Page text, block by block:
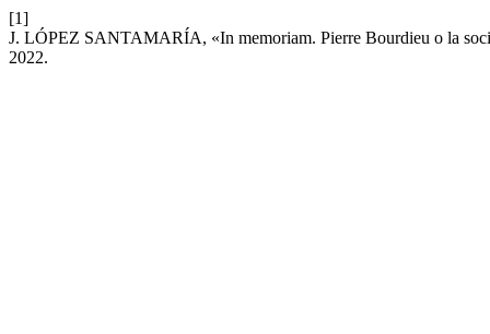
[1]
J. LÓPEZ SANTAMARÍA, «In memoriam. Pierre Bourdieu o la
2022.